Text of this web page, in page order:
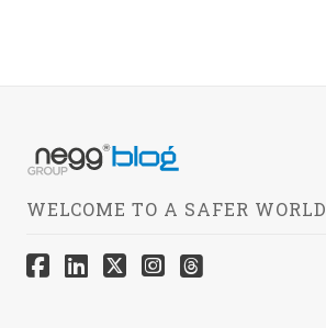
WELCOME TO A SAFER WORLD